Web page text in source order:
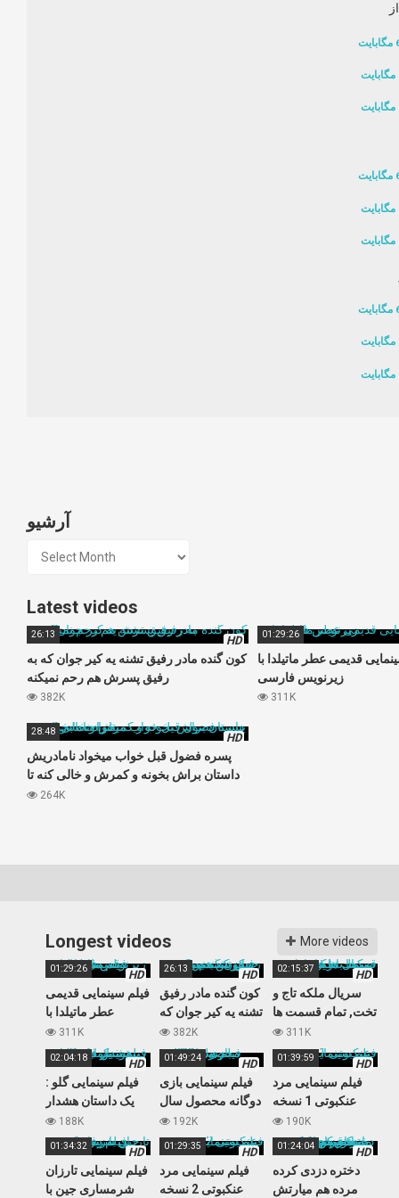
آرشیو
Latest videos
HD
26:13
کون گنده مادر رفیق تشنه یه کیر جوان که به
رفیق پسرش هم رحم نمیکنه
382K
01:29:26
قدیمی عطر ماتیلدا با
زیرنویس فارسی
311K
HD
28:48
پسره فضول قبل خواب میخواد نامادریش
داستان براش بخونه و کمرش و خالی کنه تا
راحت بخوابه
264K
Longest videos More videos
HD
01:29:26
فیلم سینمایی قدیمی
عطر ماتیلدا با
زیرنویس فارسی
311K
HD
26:13
کون گنده مادر رفیق
تشنه یه کیر جوان که
به رفیق پسرش هم
رحم نمیکنه
382K
HD
02:15:37
سریال ملکه تاج و
تخت, تمام قسمت ها
بصورت یکجا با
زیرنویس فارسی
311K
HD
02:04:18
فیلم سینمایی گلو :
یک داستان هشدار
دهنده با زیرنویس
فارسی
188K
HD
01:49:24
فیلم سینمایی بازی
دوگانه محصول سال
2005
192K
HD
01:39:59
فیلم سینمایی مرد
عنکبوتی 1 نسخه
پورن190K
HD
01:34:32
فیلم سینمایی تارزان
شرمساری جین با
HD
01:29:35
فیلم سینمایی مرد
عنکبوتی 2 نسخه
HD
01:24:04
دختره دزدی کرده
مرده هم میارتش